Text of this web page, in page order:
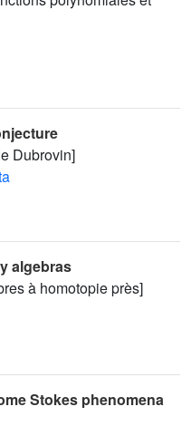
Dubrovin]
algebras
à homotopie près]
Stokes phenomena